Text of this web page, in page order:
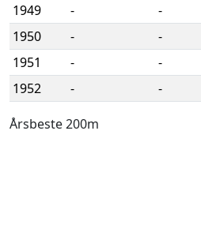
1949
- -
1950
- -
1951
- -
1952
- -
Årsbeste 200m